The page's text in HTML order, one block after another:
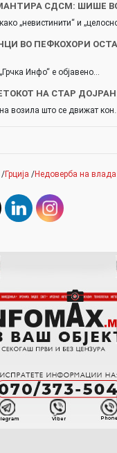
СДСМ: ШИШЕ
„невистинити“ и
ВО ПЕФКОХОРИ
Инфо“ е објавено…
НА СТАР
возила што се движат
/Грција /Недоверба на влада